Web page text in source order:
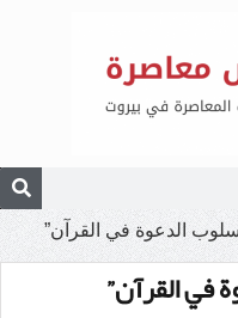
الدعوة في القرآن”
في القرآن”